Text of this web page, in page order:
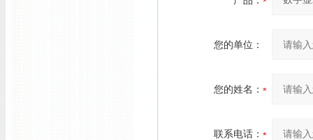
您的单位：
您的姓名：
联系电话：